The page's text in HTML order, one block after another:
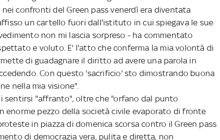
confronti del Green pass venerdì era diventata
un cartello fuori dall'istituto in cui spiegava le sue
non mi lascia sorpreso - ha commentato
e voluto. E' l'atto che conferma la mia volontà di
di guadagnare il diritto ad avere una parola in
Con questo 'sacrificio' sto dimostrando buona
nella mia visione".
"affranto", oltre che "orfano dal punto
enorme pezzo della società civile evaporato di fronte
in piazza di domenica scorsa contro il Green pass
di democrazia vera, pulita e diretta, non